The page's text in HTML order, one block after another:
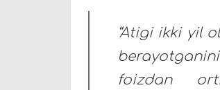
“Atigi ikki yil
berayotganini
foizdan